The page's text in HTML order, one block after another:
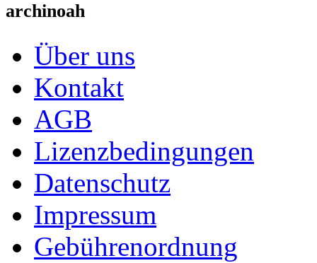
archinoah
Über uns
Kontakt
AGB
Lizenzbedingungen
Datenschutz
Impressum
Gebührenordnung